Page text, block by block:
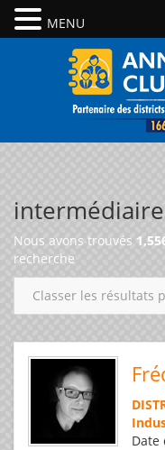
Nous avons trouvés
recherche
Classer les résultats
Date
MENU